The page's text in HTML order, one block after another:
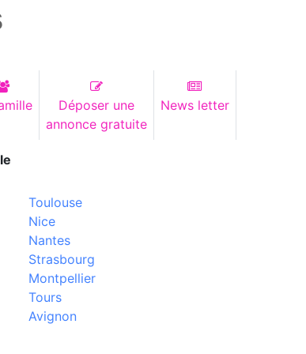
Déposer une
annonce gratuite
News letter
Toulouse
Nice
Nantes
Strasbourg
Montpellier
Tours
Avignon